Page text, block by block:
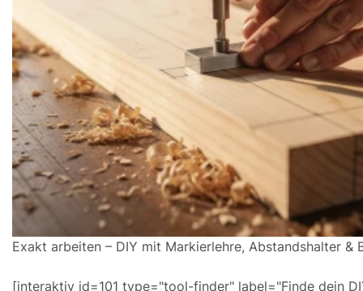
Exakt arbeiten – DIY mit Markierlehre, Abstandshalter &
[interaktiv id=101 type="tool-finder" label="Finde dein